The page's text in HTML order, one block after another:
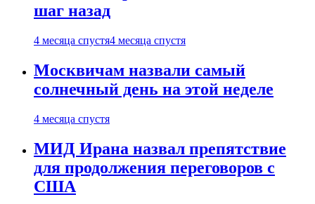
шаг назад
4 месяца спустя4 месяца спустя
Москвичам назвали самый
солнечный день на этой неделе
4 месяца спустя
МИД Ирана назвал препятствие
для продолжения переговоров с
США